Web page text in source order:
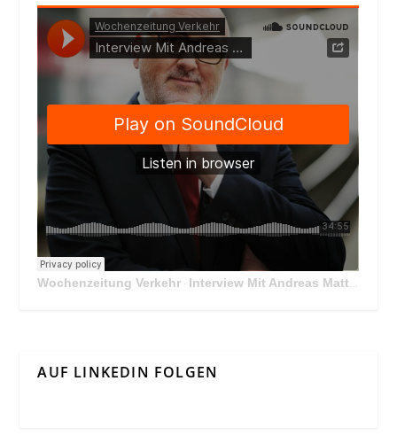
Wochenzeitung Verkehr · Interview Mit Andreas Matthä, CEO der ÖBB Holding
AUF LINKEDIN FOLGEN